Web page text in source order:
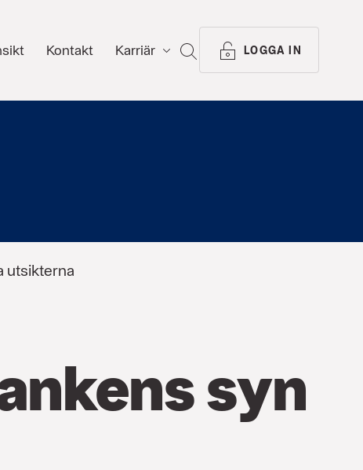
Kontakt Karriär SÖK LOGGA IN
utsikterna
syn